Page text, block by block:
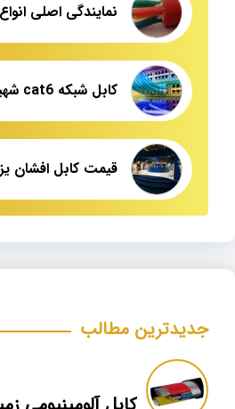
نمایندگی اصلی
کابل شبکه cat6 شهید قندی
قیمت کابل افشان
جدیدترین مطالب